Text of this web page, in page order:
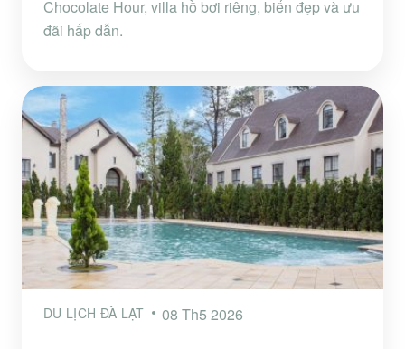
Chocolate Hour, villa hồ bơi riêng, biển đẹp và ưu
đãi hấp dẫn.
DU LỊCH ĐÀ LẠT 08 Th5 2026